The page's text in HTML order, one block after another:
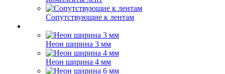
Сопутствующие к лентам
Неон ширина 3 мм
Неон ширина 4 мм